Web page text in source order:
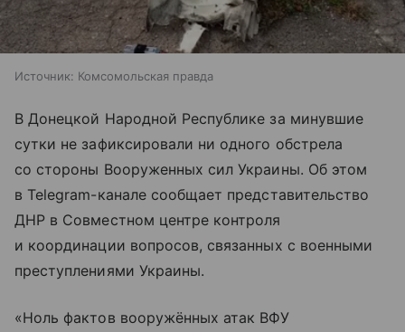
Источник: Комсомольская правда
В Донецкой Народной Республике за минувшие
сутки не зафиксировали ни одного обстрела
со стороны Вооруженных сил Украины. Об этом
в Telegram-канале сообщает представительство
ДНР в Совместном центре контроля
и координации вопросов, связанных с военными
преступлениями Украины.
«Ноль фактов вооружённых атак ВФУ